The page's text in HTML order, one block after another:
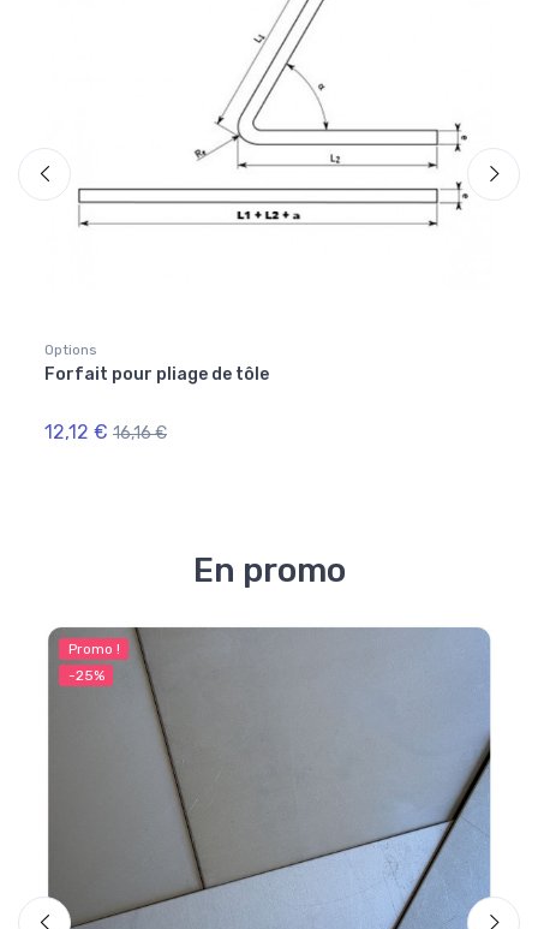
Options
Forfait pour pliage de tôle
12,12 € 16,16 €
En promo
Promo !
-25%